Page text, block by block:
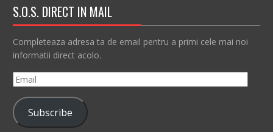
S.O.S. DIRECT IN MAIL
Completeaza adresa ta de email pentru a primi cele mai noi
informatii direct acolo.
Email
Subscribe